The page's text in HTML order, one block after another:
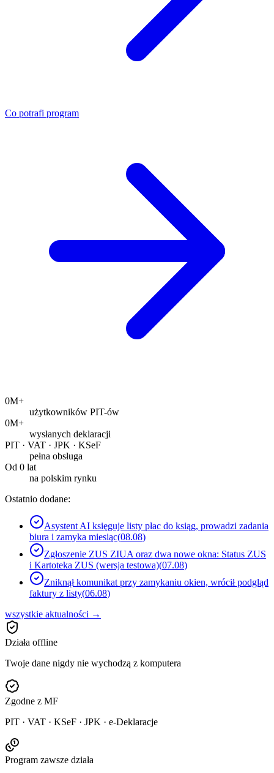
Co potrafi program
0M+
użytkowników PIT-ów
0M+
wysłanych deklaracji
PIT · VAT · JPK · KSeF
pełna obsługa
Od 0 lat
na polskim rynku
Ostatnio dodane:
Asystent AI księguje listy płac do ksiąg, prowadzi zadania
biura i zamyka miesiąc(08.08)
Zgłoszenie ZUS ZIUA oraz dwa nowe okna: Status ZUS
i Kartoteka ZUS (wersja testowa)(07.08)
Zniknął komunikat przy zamykaniu okien, wrócił podgląd
faktury z listy(06.08)
wszystkie aktualności →
Działa offline
Twoje dane nigdy nie wychodzą z komputera
Zgodne z MF
PIT · VAT · KSeF · JPK · e-Deklaracje
Program zawsze działa